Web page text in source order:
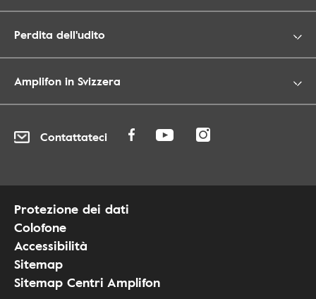
Perdita dell'udito
Amplifon in Svizzera
Contattateci
Protezione dei dati
Colofone
Accessibilità
Sitemap
Sitemap Centri Amplifon